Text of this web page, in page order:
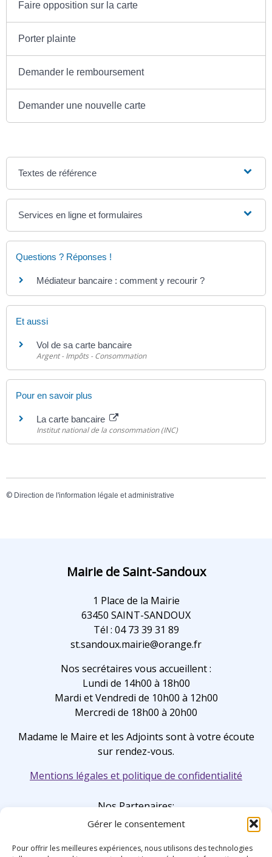
Gérer le consentement
Pour offrir les meilleures expériences, nous utilisons des technologies
Faire opposition sur la carte
Porter plainte
Demander le remboursement
Demander une nouvelle carte
Textes de référence
Services en ligne et formulaires
Questions ? Réponses !
Médiateur bancaire : comment y recourir ?
Et aussi
Vol de sa carte bancaire
Argent - Impôts - Consommation
Pour en savoir plus
La carte bancaire
Institut national de la consommation (INC)
© Direction de l'information légale et administrative
Mairie de Saint-Sandoux
1 Place de la Mairie
63450 SAINT-SANDOUX
Tél : 04 73 39 31 89
st.sandoux.mairie@orange.fr
Nos secrétaires vous accueillent :
Lundi de 14h00 à 18h00
Mardi et Vendredi de 10h00 à 12h00
Mercredi de 18h00 à 20h00
Madame le Maire et les Adjoints sont à votre écoute
sur rendez-vous.
Mentions légales et politique de confidentialité
Nos Partenaires: